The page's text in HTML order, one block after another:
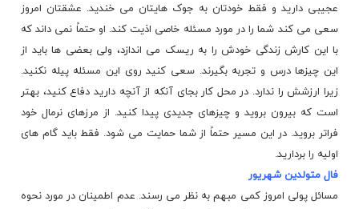
عجیبی دارید و فقط خودتان به جوک هایتان می خندید. عشقتان امروز
سعی می کند شما را در مورد مسئله خاصی اذیت کند. او حتماً نمی داند که
با این کارش زندگی خودش را به ریسک می اندازد، ولی بعضی ها باید از
این چیزها درس و تجربه بگیرند. سعی کنید روی این مسئله پیله نکنید.
زیرا ارزشش را ندارد. در محل کار بجای آنکه از آنچه دارید دفاع کنید، بهتر
است که بیرون بروید و چیزهای جدیدی پیدا کنید. از مرزهای نرمال خود
فراتر بروید. در این مسیر حتماً از شما حمایت می شود. فقط باید گام های
اولیه را بردارید.
فال متولدین شهریور
مسائل پولی امروز کمی مبهم به نظر می رسند. عدم اطمینان در مورد نحوه